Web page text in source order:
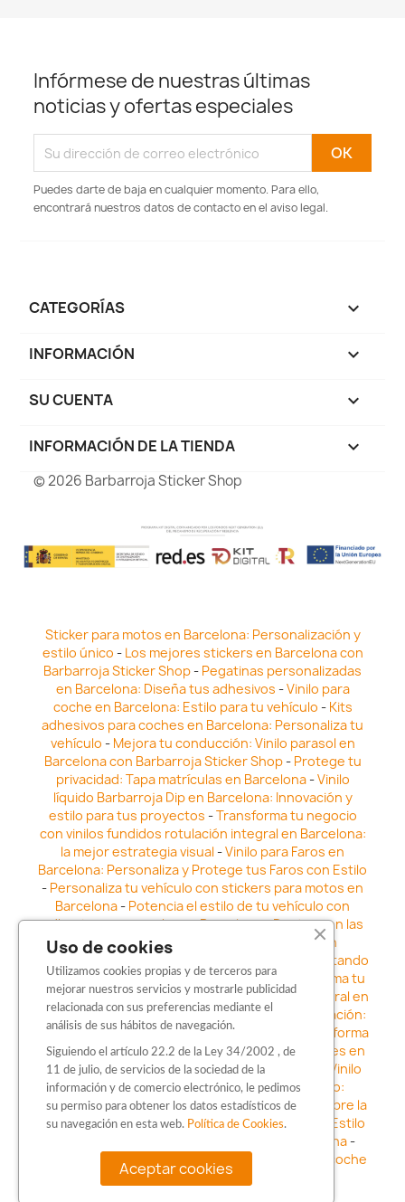
Infórmese de nuestras últimas
noticias y ofertas especiales
Puedes darte de baja en cualquier momento. Para ello,
encontrará nuestros datos de contacto en el aviso legal.
CATEGORÍAS 
INFORMACIÓN 
SU CUENTA 
INFORMACIÓN DE LA TIENDA keyboard_arrow_down
© 2026 Barbarroja Sticker Shop
Sticker para motos en Barcelona: Personalización y
estilo único - Los mejores stickers en Barcelona con
Barbarroja Sticker Shop- Pegatinas personalizadas
en Barcelona: Diseña tus adhesivos -Vinilo para
coche en Barcelona: Estilo para tu vehículo - Kits
adhesivos para coches en Barcelona: Personaliza tu
vehículo - Mejora tu conducción: Vinilo parasol en
Barcelona con Barbarroja Sticker Shop- Protege tu
privacidad: Tapa matrículas en Barcelona-Vinilo
líquido Barbarroja Dip en Barcelona: Innovación y
estilo para tus proyectos -Transforma tu negocio
con vinilos fundidos rotulación integral en Barcelona:
la mejor estrategia visual -Vinilo para Faros en
Barcelona: Personaliza y Protege tus Faros con Estilo
- Personaliza tu vehículo con stickers para motos en
Barcelona- Potencia el estilo de tu vehículo con
adhesivos para coche en Barcelona-Destaca en las
calles: Los Mejores stickers para coches en
Vinilo para faros en Barcelona: Resaltando
la Estética y Seguridad del Automóvil- Transforma tu
vehículo con los vinilos fundidos rotulación integral en
Barcelona-Explora la Innovación en Personalización:
Vinilo líquido barbarroja dip en Barcelona
Transforma
tu vehículo con estilo: Kits adhesivos para coches en
Barcelona-Personaliza tu vehículo con estilo: Vinilo
para coche en Barcelona-Destaca con Estilo:
Pegatinas personalizadas en Barcelona -Descubre la
distinción: Los Mejores stickers en Barcelona
Estilo
en movimiento: Sticker para motos en Barcelona-
Personalización sobre ruedas: Adhesivos para coche
en Barcelona
Uso de cookies
Utilizamos cookies propias y de terceros para
mejorar nuestros servicios y mostrarle publicidad
relacionada con sus preferencias mediante el
análisis de sus hábitos de navegación.
Siguiendo el artículo 22.2 de la Ley 34/2002 , de
11 de julio, de servicios de la sociedad de la
información y de comercio electrónico, le pedimos
su permiso para obtener los datos estadísticos de
su navegación en esta web. Política de Cookies.
Aceptar cookies